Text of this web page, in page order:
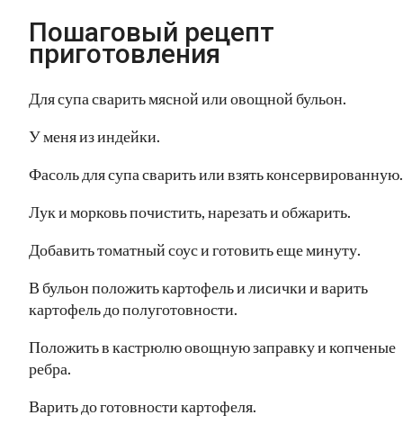
Пошаговый рецепт
приготовления
Для супа сварить мясной или овощной бульон.
У меня из индейки.
Фасоль для супа сварить или взять консервированную.
Лук и морковь почистить, нарезать и обжарить.
Добавить томатный соус и готовить еще минуту.
В бульон положить картофель и лисички и варить
картофель до полуготовности.
Положить в кастрюлю овощную заправку и копченые
ребра.
Варить до готовности картофеля.